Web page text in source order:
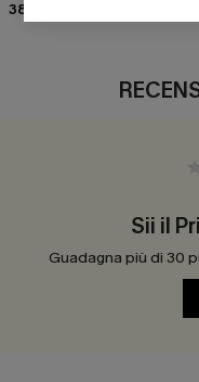
38,00 €
Sii il
Guadagna più di 30